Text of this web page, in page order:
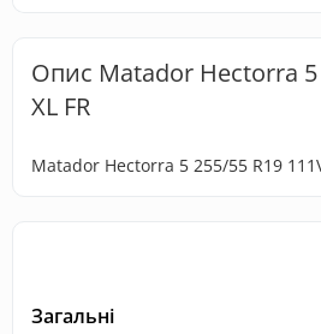
Опис Matador Hectorra 5
XL FR
Matador Hectorra 5 255/55 R19
Загальні